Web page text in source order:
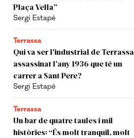
Plaça Vella”
Sergi Estapé
Terrassa
Qui va ser l'industrial de Terrassa
assassinat l'any 1936 que té un
carrer a Sant Pere?
Sergi Estapé
Terrassa
Un bar de quatre taules i mil
històries: “És molt tranquil, molt